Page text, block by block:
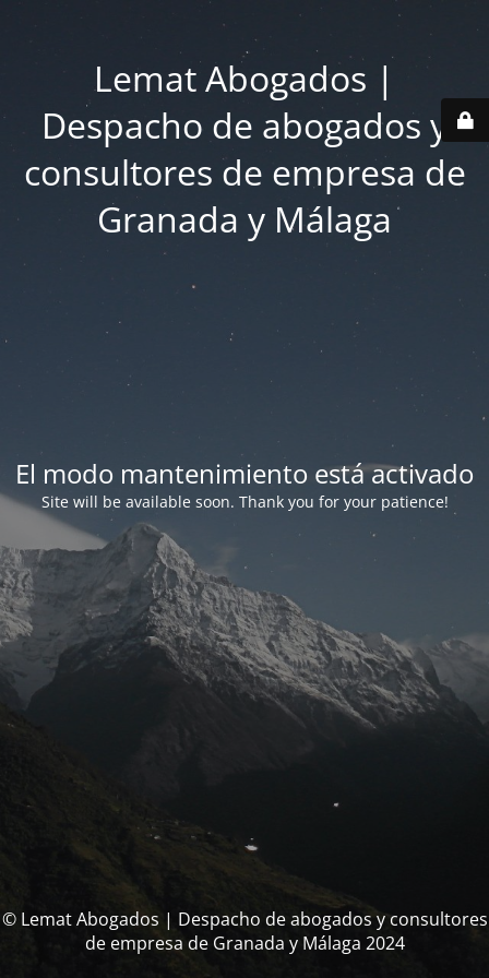
Lemat Abogados |
Despacho de abogados y
consultores de empresa de
Granada y Málaga
El modo mantenimiento está activado
Site will be available soon. Thank you for your patience!
© Lemat Abogados | Despacho de abogados y consultores
de empresa de Granada y Málaga 2024